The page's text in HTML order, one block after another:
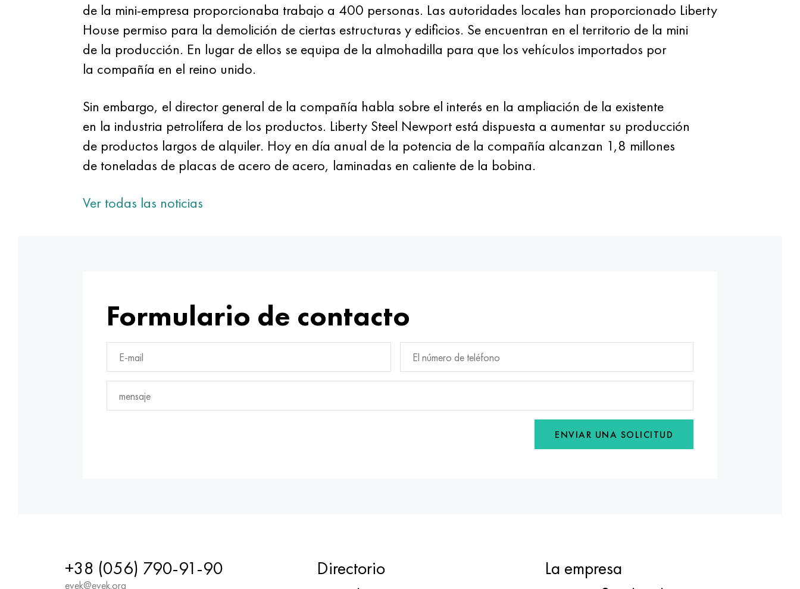
de la mini-empresa proporcionaba trabajo a 400 personas. Las autoridades locales han proporcionado Liberty
House permiso para la demolición de ciertas estructuras y edificios. Se encuentran en el territorio de la mini
de la producción. En lugar de ellos se equipa de la almohadilla para que los vehículos importados por
la compañía en el reino unido.
Sin embargo, el director general de la compañía habla sobre el interés en la ampliación de la existente
en la industria petrolífera de los productos. Liberty Steel Newport está dispuesta a aumentar su producción
de productos largos de alquiler. Hoy en día anual de la potencia de la compañía alcanzan 1,8 millones
de toneladas de placas de acero de acero, laminadas en caliente de la bobina.
Ver todas las noticias
Formulario de contacto
ENVIAR UNA SOLICITUD
+38 (056) 790-91-90
evek@evek.org
Directorio
La empresa